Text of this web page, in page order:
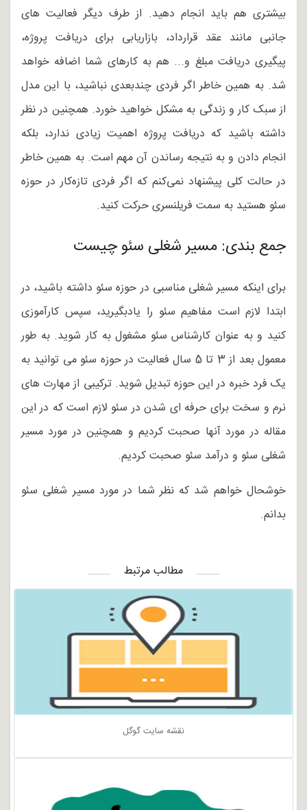
بیشتری هم باید انجام دهید. از طرف دیگر فعالیت های
جانبی مانند عقد قرارداد، بازاریابی برای دریافت پروژه،
پیگیری دریافت مبلغ و... هم به کارهای شما اضافه خواهد
شد. به همین خاطر اگر فردی چندبعدی نباشید، با این مدل
از سبک کار و زندگی به مشکل خواهید خورد. همچنین در نظر
داشته باشید که دریافت پروژه اهمیت زیادی ندارد، بلکه
انجام دادن و به نتیجه رساندن آن مهم است. به همین خاطر
در حالت کلی پیشنهاد نمی‌کنم که اگر فردی تازه‌کار در حوزه
سئو هستید به سمت فریلنسری حرکت کنید.
جمع بندی: مسیر شغلی سئو چیست
برای اینکه مسیر شغلی مناسبی در حوزه سئو داشته باشید، در
ابتدا لازم است مفاهیم سئو را یادبگیرید، سپس کارآموزی
کنید و به عنوان کارشناس سئو مشغول به کار شوید. به طور
معمول بعد از 3 تا 5 سال فعالیت در حوزه سئو می توانید به
یک فرد خبره در این حوزه تبدیل شوید. ترکیبی از مهارت های
نرم و سخت برای حرفه ای شدن در سئو لازم است که در این
مقاله در مورد آنها صحبت کردیم و همچنین در مورد مسیر
شغلی سئو و درآمد سئو صحبت کردیم.
خوشحال خواهم شد که نظر شما در مورد مسیر شغلی سئو
بدانم.
مطالب مرتبط
نقشه سایت گوگل